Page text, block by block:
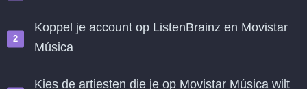
Koppel je account op ListenBrainz en Movistar
Música
Kies de artiesten die je op Movistar Música wilt